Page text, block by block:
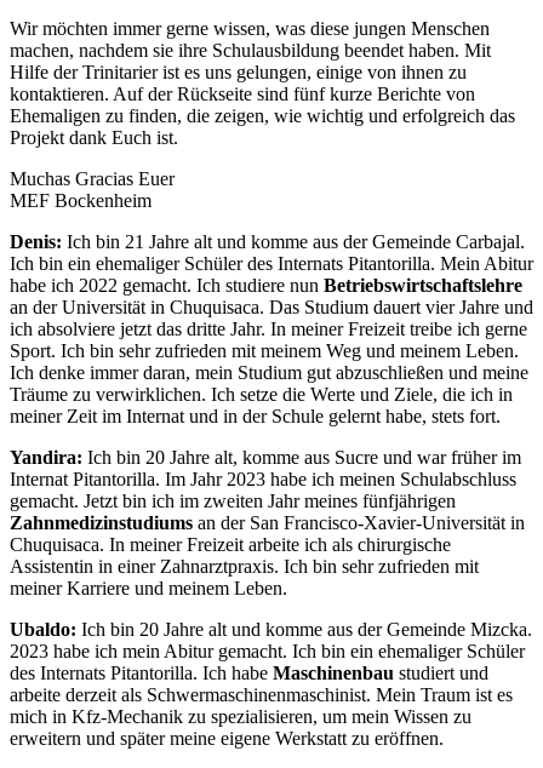
Wir möchten immer gerne wissen, was diese jungen Menschen
machen, nachdem sie ihre Schulausbildung beendet haben. Mit
Hilfe der Trinitarier ist es uns gelungen, einige von ihnen zu
kontaktieren. Auf der Rückseite sind fünf kurze Berichte von
Ehemaligen zu finden, die zeigen, wie wichtig und erfolgreich das
Projekt dank Euch ist.
Muchas Gracias Euer
MEF Bockenheim
Denis: Ich bin 21 Jahre alt und komme aus der Gemeinde Carbajal.
Ich bin ein ehemaliger Schüler des Internats Pitantorilla. Mein Abitur
habe ich 2022 gemacht. Ich studiere nun Betriebswirtschaftslehre
an der Universität in Chuquisaca. Das Studium dauert vier Jahre und
ich absolviere jetzt das dritte Jahr. In meiner Freizeit treibe ich gerne
Sport. Ich bin sehr zufrieden mit meinem Weg und meinem Leben.
Ich denke immer daran, mein Studium gut abzuschließen und meine
Träume zu verwirklichen. Ich setze die Werte und Ziele, die ich in
meiner Zeit im Internat und in der Schule gelernt habe, stets fort.
Yandira: Ich bin 20 Jahre alt, komme aus Sucre und war früher im
Internat Pitantorilla. Im Jahr 2023 habe ich meinen Schulabschluss
gemacht. Jetzt bin ich im zweiten Jahr meines fünfjährigen
Zahnmedizinstudiums an der San Francisco-Xavier-Universität in
Chuquisaca. In meiner Freizeit arbeite ich als chirurgische
Assistentin in einer Zahnarztpraxis. Ich bin sehr zufrieden mit
meiner Karriere und meinem Leben.
Ubaldo: Ich bin 20 Jahre alt und komme aus der Gemeinde Mizcka.
2023 habe ich mein Abitur gemacht. Ich bin ein ehemaliger Schüler
des Internats Pitantorilla. Ich habe Maschinenbau studiert und
arbeite derzeit als Schwermaschinenmaschinist. Mein Traum ist es
mich in Kfz-Mechanik zu spezialisieren, um mein Wissen zu
erweitern und später meine eigene Werkstatt zu eröffnen.